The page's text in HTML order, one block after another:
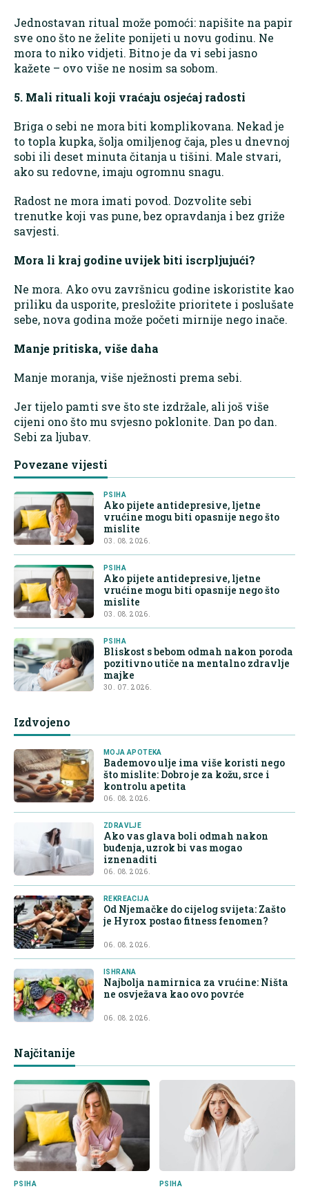
Jednostavan ritual može pomoći: napišite na papir
sve ono što ne želite ponijeti u novu godinu. Ne
mora to niko vidjeti. Bitno je da vi sebi jasno
kažete – ovo više ne nosim sa sobom.
5. Mali rituali koji vraćaju osjećaj radosti
Briga o sebi ne mora biti komplikovana. Nekad je
to topla kupka, šolja omiljenog čaja, ples u dnevnoj
sobi ili deset minuta čitanja u tišini. Male stvari,
ako su redovne, imaju ogromnu snagu.
Radost ne mora imati povod. Dozvolite sebi
trenutke koji vas pune, bez opravdanja i bez griže
savjesti.
Mora li kraj godine uvijek biti iscrpljujući?
Ne mora. Ako ovu završnicu godine iskoristite kao
priliku da usporite, presložite prioritete i poslušate
sebe, nova godina može početi mirnije nego inače.
Manje pritiska, više daha
Manje moranja, više nježnosti prema sebi.
Jer tijelo pamti sve što ste izdržale, ali još više
cijeni ono što mu svjesno poklonite. Dan po dan.
Sebi za ljubav.
Povezane vijesti
PSIHA
Ako pijete antidepresive, ljetne
vrućine mogu biti opasnije nego što
mislite
03. 08. 2026.
PSIHA
Ako pijete antidepresive, ljetne
vrućine mogu biti opasnije nego što
mislite
03. 08. 2026.
PSIHA
Bliskost s bebom odmah nakon poroda
pozitivno utiče na mentalno zdravlje
majke
30. 07. 2026.
Izdvojeno
MOJA APOTEKA
Bademovo ulje ima više koristi nego
što mislite: Dobro je za kožu, srce i
kontrolu apetita
06. 08. 2026.
ZDRAVLJE
Ako vas glava boli odmah nakon
buđenja, uzrok bi vas mogao
iznenaditi
06. 08. 2026.
REKREACIJA
Od Njemačke do cijelog svijeta: Zašto
je Hyrox postao fitness fenomen?
06. 08. 2026.
ISHRANA
Najbolja namirnica za vrućine: Ništa
ne osvježava kao ovo povrće
06. 08. 2026.
Najčitanije
PSIHA PSIHA